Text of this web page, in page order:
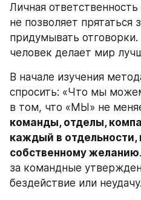
Личная
не позволяет прятаться
придумывать
человек делает мир
В начале изучения
спросить: «Что мы
в том, что «МЫ» не
команды, отделы,
каждый в отдельности,
собственному желанию
за командные
бездействие или неудачу.